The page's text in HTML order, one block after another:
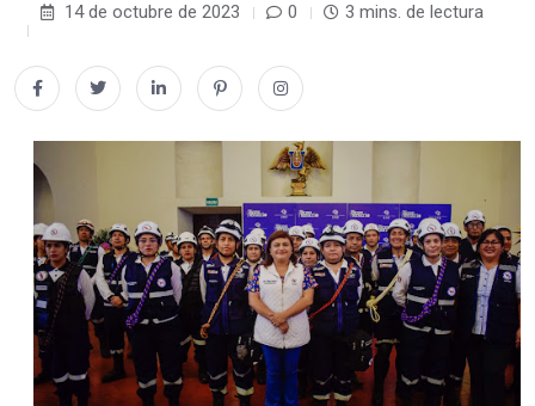
14 de octubre de 2023 0 3 mins. de lectura